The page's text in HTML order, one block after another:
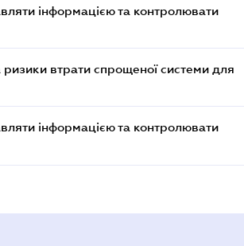
інформацією та контролювати
втрати спрощеної системи для
інформацією та контролювати